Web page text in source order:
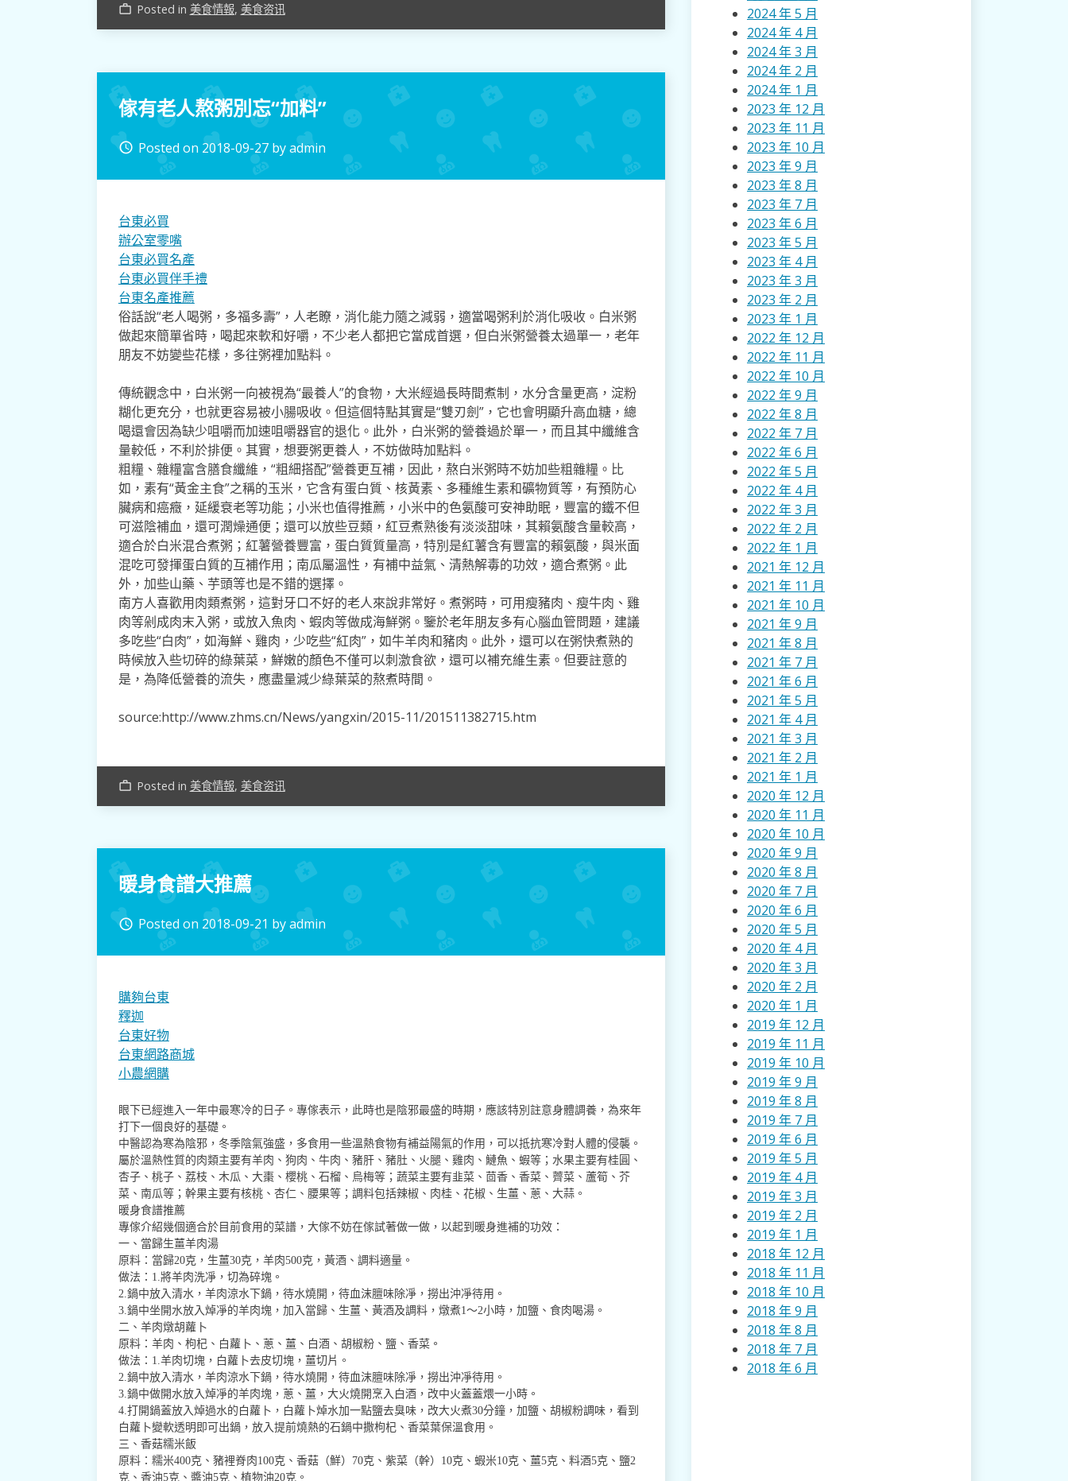
work_outline Posted in 美食情報, 美食资讯
傢有老人熬粥別忘“加料”
access_time Posted on 2018-09-27 byadmin
台東必買
辦公室零嘴
台東必買名產
台東必買伴手禮
台東名產推薦
俗話說“老人喝粥，多福多壽”，人老瞭，消化能力隨之減弱，適當喝粥利於消化吸收。白米粥
做起來簡單省時，喝起來軟和好嚼，不少老人都把它當成首選，但白米粥營養太過單一，老年
朋友不妨變些花樣，多往粥裡加點料。
傳統觀念中，白米粥一向被視為“最養人”的食物，大米經過長時間煮制，水分含量更高，淀粉
糊化更充分，也就更容易被小腸吸收。但這個特點其實是“雙刃劍”，它也會明顯升高血糖，總
喝還會因為缺少咀嚼而加速咀嚼器官的退化。此外，白米粥的營養過於單一，而且其中纖維含
量較低，不利於排便。其實，想要粥更養人，不妨做時加點料。
粗糧、雜糧富含膳食纖維，“粗細搭配”營養更互補，因此，熬白米粥時不妨加些粗雜糧。比
如，素有“黃金主食”之稱的玉米，它含有蛋白質、核黃素、多種維生素和礦物質等，有預防心
臟病和癌癥，延緩衰老等功能；小米也值得推薦，小米中的色氨酸可安神助眠，豐富的鐵不但
可滋陰補血，還可潤燥通便；還可以放些豆類，紅豆煮熟後有淡淡甜味，其賴氨酸含量較高，
適合於白米混合煮粥；紅薯營養豐富，蛋白質質量高，特別是紅薯含有豐富的賴氨酸，與米面
混吃可發揮蛋白質的互補作用；南瓜屬溫性，有補中益氣、清熱解毒的功效，適合煮粥。此
外，加些山藥、芋頭等也是不錯的選擇。
南方人喜歡用肉類煮粥，這對牙口不好的老人來說非常好。煮粥時，可用瘦豬肉、瘦牛肉、雞
肉等剁成肉末入粥，或放入魚肉、蝦肉等做成海鮮粥。鑒於老年朋友多有心腦血管問題，建議
多吃些“白肉”，如海鮮、雞肉，少吃些“紅肉”，如牛羊肉和豬肉。此外，還可以在粥快煮熟的
時候放入些切碎的綠葉菜，鮮嫩的顏色不僅可以刺激食欲，還可以補充維生素。但要註意的
是，為降低營養的流失，應盡量減少綠葉菜的熬煮時間。
source:http://www.zhms.cn/News/yangxin/2015-11/201511382715.htm
work_outline Posted in 美食情報, 美食资讯
暖身食譜大推薦
access_time Posted on 2018-09-21 byadmin
購夠台東
釋迦
台東好物
台東網路商城
小農網購
眼下已經進入一年中最寒冷的日子。專傢表示，此時也是陰邪最盛的時期，應該特別註意身體調養，為來年
打下一個良好的基礎。
中醫認為寒為陰邪，冬季陰氣強盛，多食用一些溫熱食物有補益陽氣的作用，可以抵抗寒冷對人體的侵襲。
屬於溫熱性質的肉類主要有羊肉、狗肉、牛肉、豬肝、豬肚、火腿、雞肉、鰱魚、蝦等；水果主要有桂圓、
杏子、桃子、荔枝、木瓜、大棗、櫻桃、石榴、烏梅等；蔬菜主要有韭菜、茴香、香菜、薺菜、蘆筍、芥
菜、南瓜等；幹果主要有核桃、杏仁、腰果等；調料包括辣椒、肉桂、花椒、生薑、蔥、大蒜。
暖身食譜推薦
專傢介紹幾個適合於目前食用的菜譜，大傢不妨在傢試著做一做，以起到暖身進補的功效：
一、當歸生薑羊肉湯
原料：當歸20克，生薑30克，羊肉500克，黃酒、調料適量。
做法：1.將羊肉洗凈，切為碎塊。
2.鍋中放入清水，羊肉涼水下鍋，待水燒開，待血沫膻味除凈，撈出沖凈待用。
3.鍋中坐開水放入焯凈的羊肉塊，加入當歸、生薑、黃酒及調料，燉煮1～2小時，加鹽、食肉喝湯。
二、羊肉燉胡蘿卜
原料：羊肉、枸杞、白蘿卜、蔥、薑、白酒、胡椒粉、鹽、香菜。
做法：1.羊肉切塊，白蘿卜去皮切塊，薑切片。
2.鍋中放入清水，羊肉涼水下鍋，待水燒開，待血沫膻味除凈，撈出沖凈待用。
3.鍋中做開水放入焯凈的羊肉塊，蔥、薑，大火燒開烹入白酒，改中火蓋蓋煨一小時。
4.打開鍋蓋放入焯過水的白蘿卜，白蘿卜焯水加一點鹽去臭味，改大火煮30分鐘，加鹽、胡椒粉調味，看到
白蘿卜變軟透明即可出鍋，放入提前燒熱的石鍋中撒枸杞、香菜葉保溫食用。
三、香菇糯米飯
原料：糯米400克、豬裡脊肉100克、香菇（鮮）70克、紫菜（幹）10克、蝦米10克、薑5克、料酒5克、鹽2
克、香油5克、醬油5克、植物油20克。
2024 年 5 月
2024 年 4 月
2024 年 3 月
2024 年 2 月
2024 年 1 月
2023 年 12 月
2023 年 11 月
2023 年 10 月
2023 年 9 月
2023 年 8 月
2023 年 7 月
2023 年 6 月
2023 年 5 月
2023 年 4 月
2023 年 3 月
2023 年 2 月
2023 年 1 月
2022 年 12 月
2022 年 11 月
2022 年 10 月
2022 年 9 月
2022 年 8 月
2022 年 7 月
2022 年 6 月
2022 年 5 月
2022 年 4 月
2022 年 3 月
2022 年 2 月
2022 年 1 月
2021 年 12 月
2021 年 11 月
2021 年 10 月
2021 年 9 月
2021 年 8 月
2021 年 7 月
2021 年 6 月
2021 年 5 月
2021 年 4 月
2021 年 3 月
2021 年 2 月
2021 年 1 月
2020 年 12 月
2020 年 11 月
2020 年 10 月
2020 年 9 月
2020 年 8 月
2020 年 7 月
2020 年 6 月
2020 年 5 月
2020 年 4 月
2020 年 3 月
2020 年 2 月
2020 年 1 月
2019 年 12 月
2019 年 11 月
2019 年 10 月
2019 年 9 月
2019 年 8 月
2019 年 7 月
2019 年 6 月
2019 年 5 月
2019 年 4 月
2019 年 3 月
2019 年 2 月
2019 年 1 月
2018 年 12 月
2018 年 11 月
2018 年 10 月
2018 年 9 月
2018 年 8 月
2018 年 7 月
2018 年 6 月